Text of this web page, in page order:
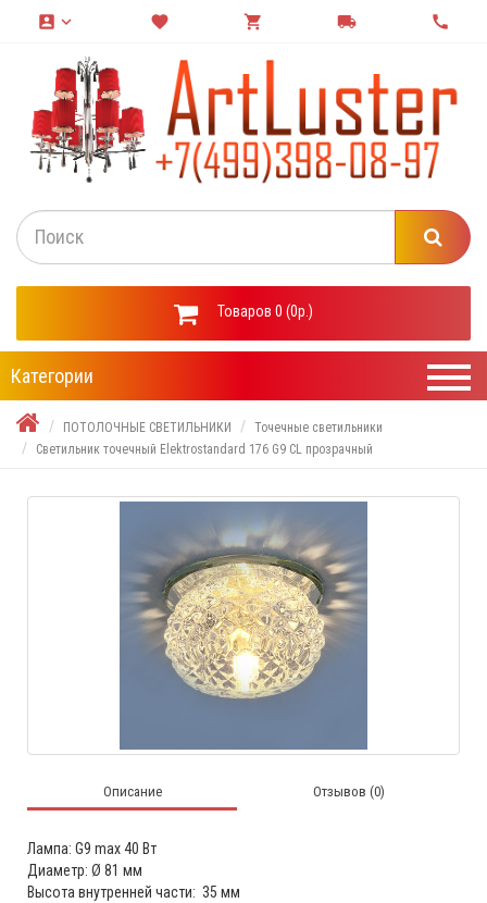
account_box keyboard_arrow_down favorite shopping_cart local_shipping call
Товаров 0 (0р.)
Категории
ПОТОЛОЧНЫЕ СВЕТИЛЬНИКИ
Точечные светильники
Светильник точечный Elektrostandard 176 G9 CL прозрачный
Описание Отзывов (0)
Лампа: G9 max 40 Вт
Диаметр: Ø 81 мм
Высота внутренней части: 35 мм